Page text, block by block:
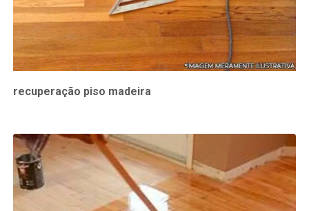
recuperação piso madeira